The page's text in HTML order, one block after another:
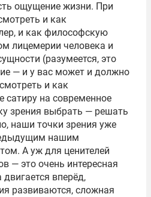
ощущение жизни. При
и как
и как философскую
лицемерии человека и
(разумеется, это
— и у вас может и должно
и как
на современное
зрения выбрать — решать
наши точки зрения уже
нашим
А уж для ценителей
— это очень интересная
вперёд,
развиваются, сложная